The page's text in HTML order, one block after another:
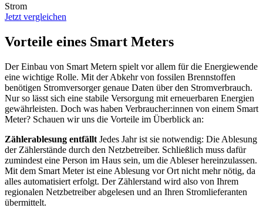
Strom
Jetzt vergleichen
Vorteile eines Smart Meters
Der Einbau von Smart Metern spielt vor allem für die Energiewende
eine wichtige Rolle. Mit der Abkehr von fossilen Brennstoffen
benötigen Stromversorger genaue Daten über den Stromverbrauch.
Nur so lässt sich eine stabile Versorgung mit erneuerbaren Energien
gewähr­leisten. Doch was haben Verbraucher:innen von einem Smart
Meter? Schauen wir uns die Vorteile im Überblick an:
Zählerablesung entfällt Jedes Jahr ist sie notwendig: Die Ablesung
der Zählerstände durch den Netzbetreiber. Schließlich muss dafür
zumindest eine Person im Haus sein, um die Ableser hereinzulassen.
Mit dem Smart Meter ist eine Ablesung vor Ort nicht mehr nötig, da
alles automatisiert erfolgt. Der Zähl­er­stand wird also von Ihrem
regionalen Netzbetreiber abgelesen und an Ihren Stromlieferanten
übermittelt.